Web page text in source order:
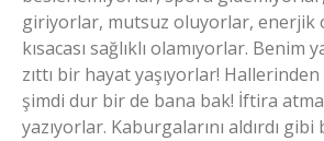
giriyorlar, mutsuz oluyorlar, enerjik
kısacası sağlıklı olamıyorlar. Benim
zıttı bir hayat yaşıyorlar! Hallerinden
şimdi dur bir de bana bak! İftira
yazıyorlar. Kaburgalarını aldırdı